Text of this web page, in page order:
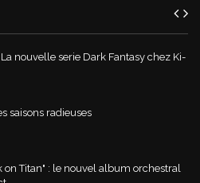
nouvelle serie Dark Fantasy chez Ki-
saisons radieuses
on Titan" : le nouvel album orchestral